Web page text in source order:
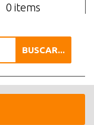
0 items
BUSCAR...